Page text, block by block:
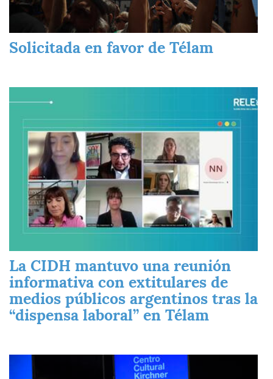
Solicitada en favor de Télam
La CIDH mantuvo una reunión
informativa con extitulares de
medios públicos argentinos tras la
“dispensa laboral” en Télam
Imagen